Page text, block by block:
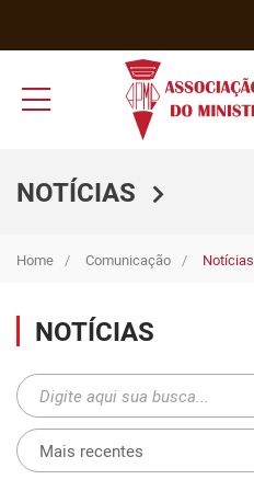
NOTÍCIAS
Home Comunicação Notícias
NOTÍCIAS